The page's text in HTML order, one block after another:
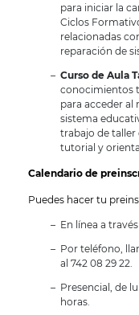
para iniciar la
Ciclos
relacionadas
reparación de
Curso de Aula
conocimientos
para acceder al
sistema
trabajo de
tutorial y
Calendario de
Puedes hacer tu
En línea a
Por teléfono,
al 742 08 29 22.
Presencial, de
horas.